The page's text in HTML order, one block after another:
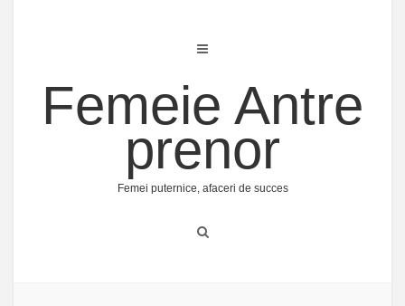
Femeie Antre
prenor
Femei puternice, afaceri de succes